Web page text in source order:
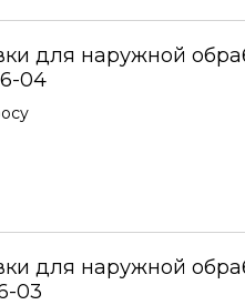
для наружной
04
для наружной
03